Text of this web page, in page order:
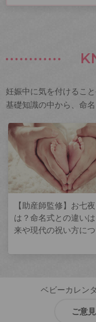
妊娠中に気を付けるこ
基礎知識の中から、命
【助産師監修】お七夜
は？命名式との違い
来や現代の祝い方に
ベビーカレン
ご意